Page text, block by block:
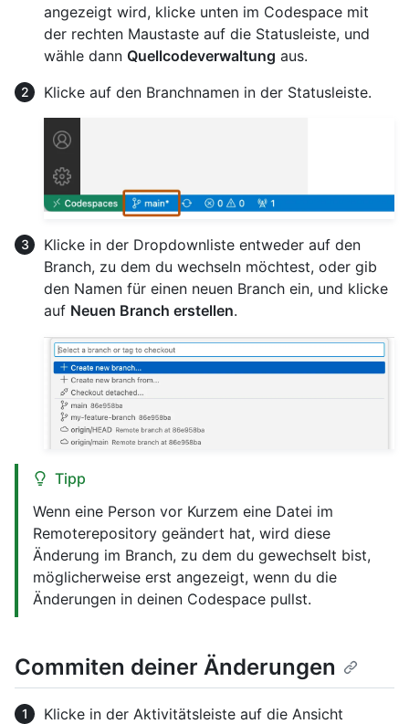
angezeigt wird, klicke unten im Codespace mit
der rechten Maustaste auf die Statusleiste, und
wähle dann Quellcodeverwaltung aus.
Klicke auf den Branchnamen in der Statusleiste.
Klicke in der Dropdownliste entweder auf den
Branch, zu dem du wechseln möchtest, oder gib
den Namen für einen neuen Branch ein, und klicke
auf Neuen Branch erstellen.
Tipp
Wenn eine Person vor Kurzem eine Datei im
Remoterepository geändert hat, wird diese
Änderung im Branch, zu dem du gewechselt bist,
möglicherweise erst angezeigt, wenn du die
Änderungen in deinen Codespace pullst.
Commiten deiner Änderungen
Klicke in der Aktivitätsleiste auf die Ansicht